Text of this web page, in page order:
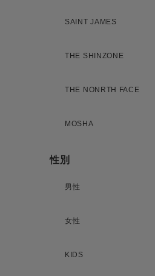
SAINT JAMES
THE SHINZONE
THE NONRTH FACE
MOSHA
性別
男性
女性
KIDS